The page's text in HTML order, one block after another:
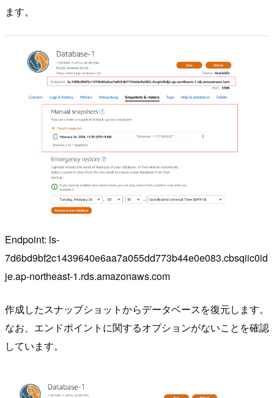
ます。
Endpoint: ls-
7d6bd9bf2c1439640e6aa7a055dd773b44e0e083.cbsqiic0id
je.ap-northeast-1.rds.amazonaws.com
作成したスナップショットからデータベースを復元します。
なお、エンドポイントに関するオプションがないことを確認
しています。